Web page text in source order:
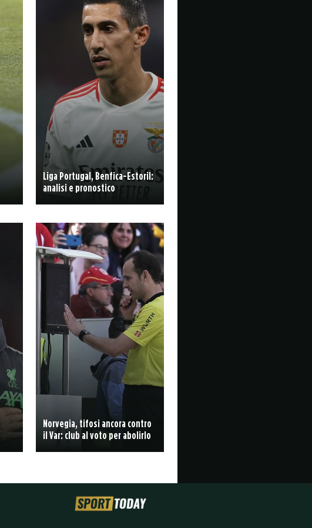
Liga Portugal, Benfica-Estoril:
analisi e pronostico
Norvegia, tifosi ancora contro
il Var: club al voto per abolirlo